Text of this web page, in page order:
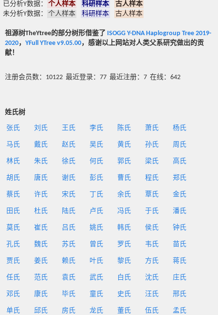
已分析Y数据： 个人样本 科研样本
古人样本
未分析Y数据：
个人样本 科研样本 古人样本
祖源树TheYtree的部分树形借鉴了 ISOGG Y-DNA Haplogroup Tree 2019-
2020， YFull YTree v9.05.00，感谢以上网站对人类父系研究做出的贡
献！
注册会员数：10122 最近登录：77 最近注册：7 在线：642
姓氏树
张氏 刘氏 王氏 李氏 陈氏 萧氏 杨氏
马氏 戴氏 赵氏 吴氏 黄氏 孙氏 周氏
林氏 朱氏 徐氏 何氏 郭氏 梁氏 高氏
胡氏 唐氏 谢氏 彭氏 曹氏 程氏 郑氏
蔡氏 许氏 宋氏 丁氏 余氏 覃氏 金氏
田氏 杜氏 陆氏 卢氏 冯氏 于氏 潘氏
莫氏 崔氏 吕氏 姚氏 韩氏 侯氏 钟氏
孔氏 魏氏 苏氏 曾氏 罗氏 韦氏 苗氏
贾氏 姜氏 赖氏 叶氏 黎氏 方氏 蒋氏
任氏 范氏 袁氏 武氏 白氏 沈氏 庄氏
邓氏 康氏 毕氏 童氏 史氏 汪氏 邢氏
单氏 邱氏 房氏 龙氏 董氏 伍氏 孟氏